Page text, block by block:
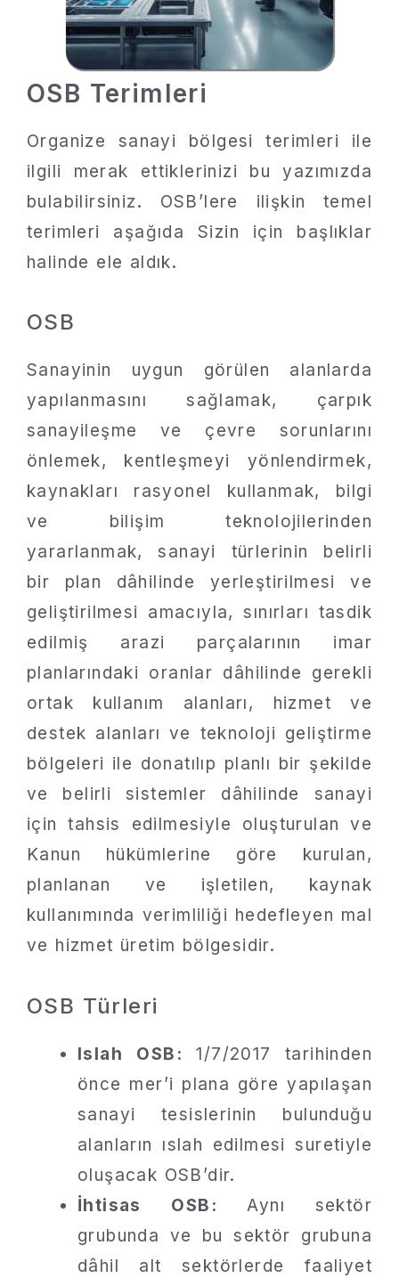
OSB Terimleri
Organize sanayi bölgesi terimleri ile
ilgili merak ettiklerinizi bu yazımızda
bulabilirsiniz. OSB’lere ilişkin temel
terimleri aşağıda Sizin için başlıklar
halinde ele aldık.
OSB
Sanayinin uygun görülen alanlarda
yapılanmasını sağlamak, çarpık
sanayileşme ve çevre sorunlarını
önlemek, kentleşmeyi yönlendirmek,
kaynakları rasyonel kullanmak, bilgi
ve bilişim teknolojilerinden
yararlanmak, sanayi türlerinin belirli
bir plan dâhilinde yerleştirilmesi ve
geliştirilmesi amacıyla, sınırları tasdik
edilmiş arazi parçalarının imar
planlarındaki oranlar dâhilinde gerekli
ortak kullanım alanları, hizmet ve
destek alanları ve teknoloji geliştirme
bölgeleri ile donatılıp planlı bir şekilde
ve belirli sistemler dâhilinde sanayi
için tahsis edilmesiyle oluşturulan ve
Kanun hükümlerine göre kurulan,
planlanan ve işletilen, kaynak
kullanımında verimliliği hedefleyen mal
ve hizmet üretim bölgesidir.
OSB Türleri
Islah OSB:1/7/2017 tarihinden
önce mer’i plana göre yapılaşan
sanayi tesislerinin bulunduğu
alanların ıslah edilmesi suretiyle
oluşacak OSB’dir.
İhtisas OSB: Aynı sektör
grubunda ve bu sektör grubuna
dâhil alt sektörlerde faaliyet